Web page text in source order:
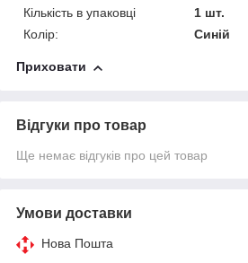
Кількість в упаковці
1 шт.
Колір:
Синій
Приховати
Відгуки про товар
Ще немає відгуків про цей товар
Умови доставки
Нова Пошта